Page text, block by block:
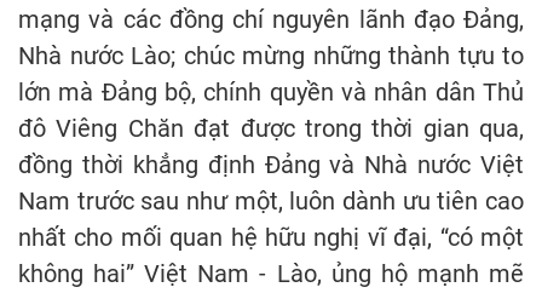
mạng và các đồng chí nguyên lãnh đạo Đảng,
Nhà nước Lào; chúc mừng những thành tựu to
lớn mà Đảng bộ, chính quyền và nhân dân Thủ
đô Viêng Chăn đạt được trong thời gian qua,
đồng thời khẳng định Đảng và Nhà nước Việt
Nam trước sau như một, luôn dành ưu tiên cao
nhất cho mối quan hệ hữu nghị vĩ đại, “có một
không hai” Việt Nam - Lào, ủng hộ mạnh mẽ